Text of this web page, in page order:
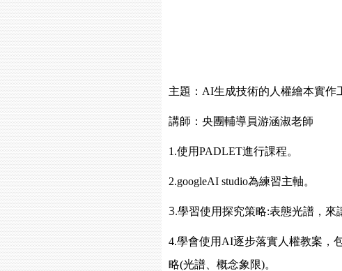
主題：AI生成技術的人權繪本實作
講師：央團輔導員游涵淑老師
1.使用PADLET進行課程。
2.googleAI studio為練習主軸。
3.學習使用探究策略:表態光譜，來
4.學會使用AI逐步落實人權教案，
略(光譜、概念象限)。